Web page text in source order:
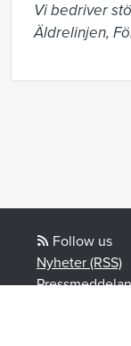
Vi bedriver
Äldrelinjen,
Follow us
Nyheter (RSS)